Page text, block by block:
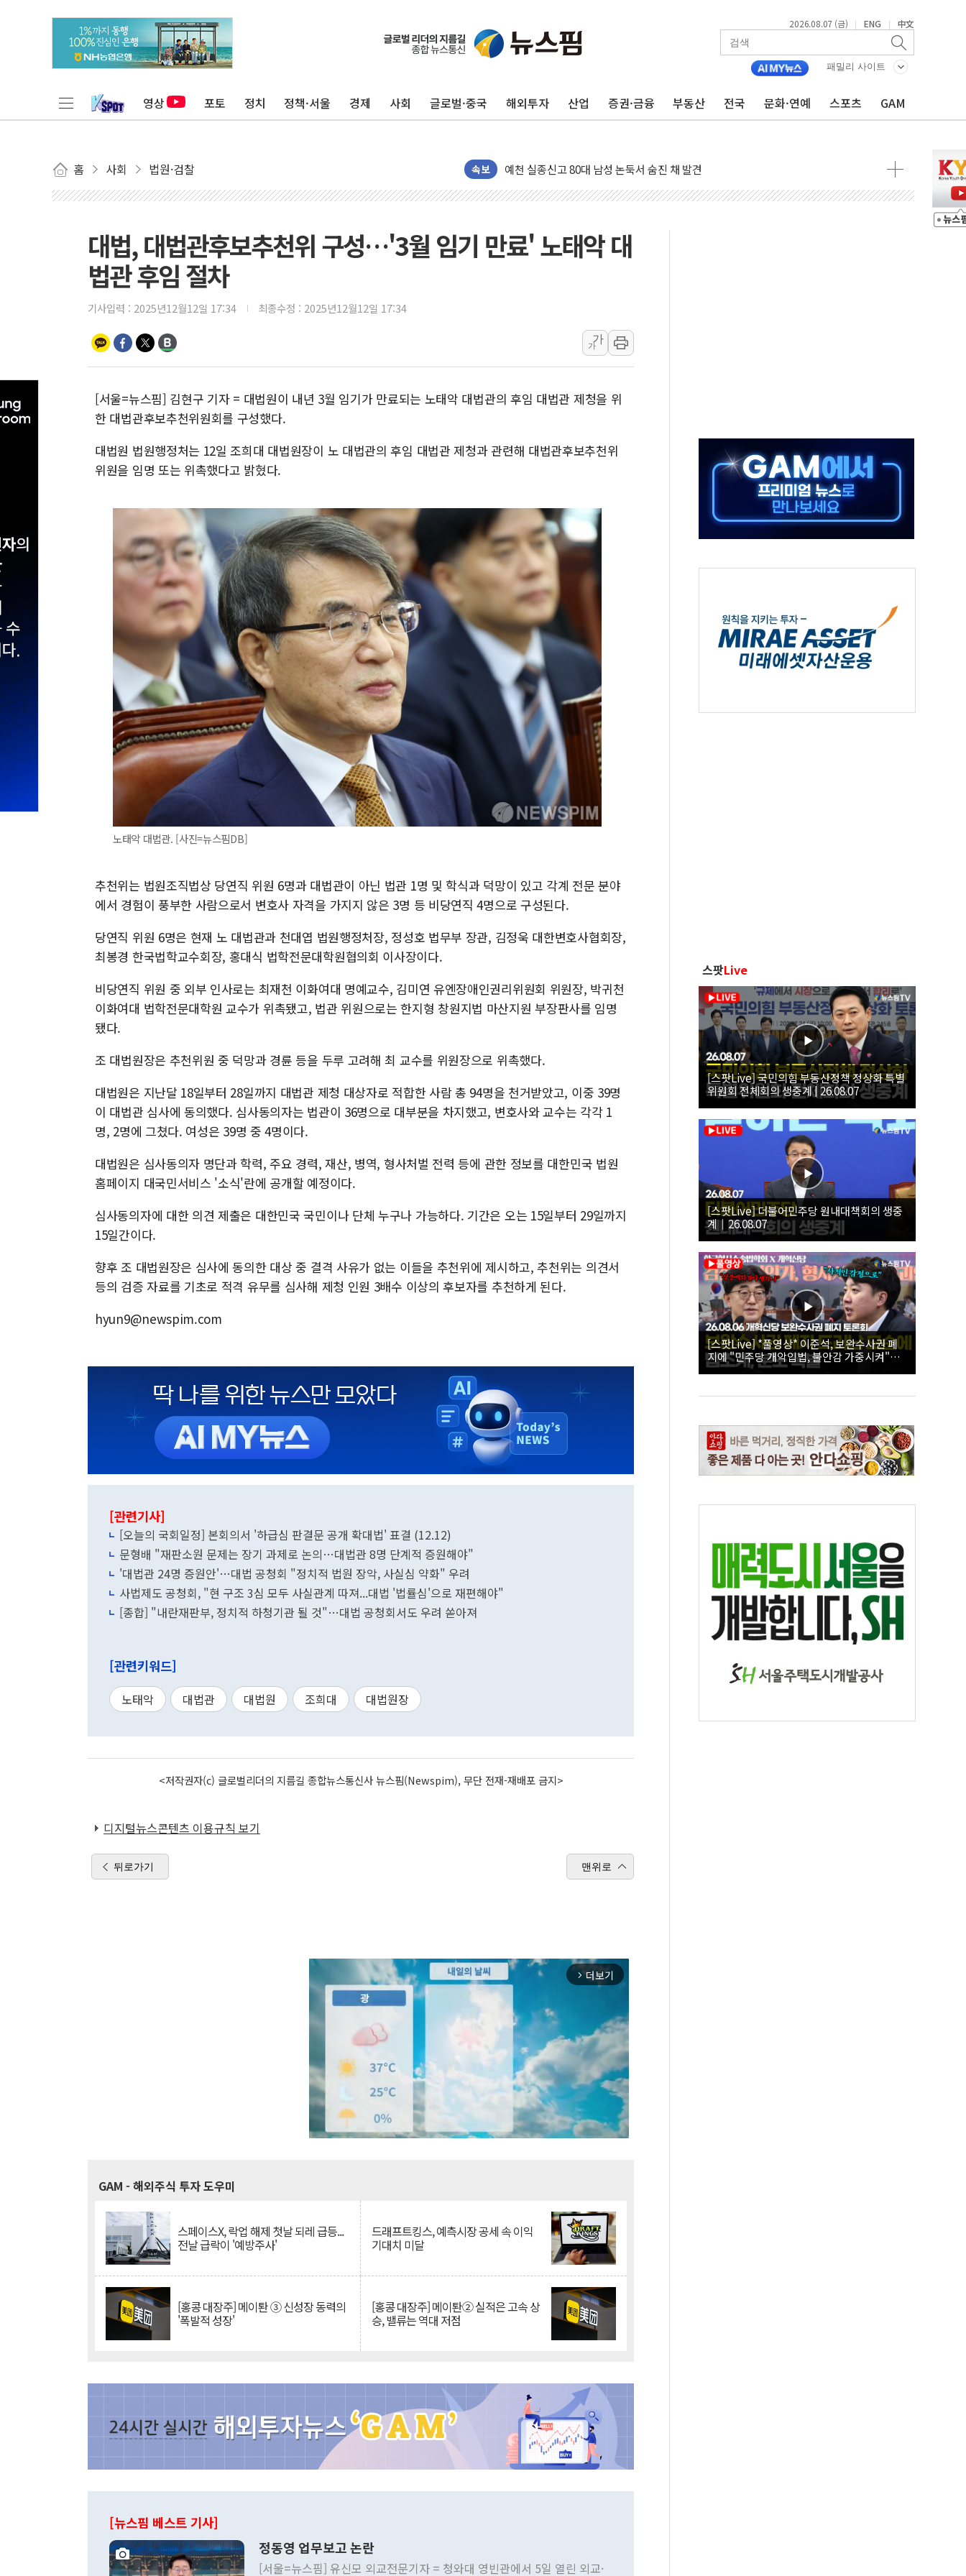
2026.08.07 (금) | ENG | 中文
패밀리 사이트
영상 포토 정치 정책·서울 경제 사회 글로벌·중국 해외투자 산업 증권·금융 부동산 전국 문화·연예 스포츠 GAM
홈 사회 법원·검찰 속보
美 민주, 트럼프 측에 200만 달러 건넨 韓기업 조사… "관세 무마용 뇌물 의혹"
예천 실종신고 80대 남성 논둑서 숨진 채 발견
"35초마다 중국과 통신"...美보안기업, 중국제 공유기서 '백도어' 발견
원내대책회의 참석하는 한병도
AIA그룹, 12년 연속 MDRT 회원 수 세계 1위…국내 회원 34% 증가
HDC랩스, 'BUILD CON SUMMIT 2026' 참가
[컨콜] 네이버, AI탭 월간 활성 이용자수 1000만 돌파
美공화, 韓 '개정 정통망법'에 항의 서한…"표현의 자유 위협"
롯데쇼핑, 백화점이 이끈 반등...2분기 영업이익 121% 급증
합수본, '투표율 조작 의혹' 서울·경기·충북 선관위 등 추가 압수수색
교원그룹 펫 프렌들리 호텔 '키녹', 30일 2주년 기념 행사
벤처업계 "정부 세제개편안 환영...RSU 세제지원 긍정 검토되길"
대법, 대법관후보추천위 구성…'3월 임기 만료' 노태악 대
법관 후임 절차
기사입력 : 2025년12월12일 17:34 최종수정 : 2025년12월12일 17:34
가
가
[서울=뉴스핌] 김현구 기자 = 대법원이 내년 3월 임기가 만료되는 노태악 대법관의 후임 대법관 제청을 위
한 대법관후보추천위원회를 구성했다.
대법원 법원행정처는 12일 조희대 대법원장이 노 대법관의 후임 대법관 제청과 관련해 대법관후보추천위
위원을 임명 또는 위촉했다고 밝혔다.
노태악 대법관. [사진=뉴스핌DB]
추천위는 법원조직법상 당연직 위원 6명과 대법관이 아닌 법관 1명 및 학식과 덕망이 있고 각계 전문 분야
에서 경험이 풍부한 사람으로서 변호사 자격을 가지지 않은 3명 등 비당연직 4명으로 구성된다.
당연직 위원 6명은 현재 노 대법관과 천대엽 법원행정처장, 정성호 법무부 장관, 김정욱 대한변호사협회장,
최봉경 한국법학교수회장, 홍대식 법학전문대학원협의회 이사장이다.
비당연직 위원 중 외부 인사로는 최재천 이화여대 명예교수, 김미연 유엔장애인권리위원회 위원장, 박귀천
이화여대 법학전문대학원 교수가 위촉됐고, 법관 위원으로는 한지형 창원지법 마산지원 부장판사를 임명
됐다.
조 대법원장은 추천위원 중 덕망과 경륜 등을 두루 고려해 최 교수를 위원장으로 위촉했다.
대법원은 지난달 18일부터 28일까지 대법관 제청 대상자로 적합한 사람 총 94명을 천거받았고, 이중 39명
이 대법관 심사에 동의했다. 심사동의자는 법관이 36명으로 대부분을 차지했고, 변호사와 교수는 각각 1
명, 2명에 그쳤다. 여성은 39명 중 4명이다.
대법원은 심사동의자 명단과 학력, 주요 경력, 재산, 병역, 형사처벌 전력 등에 관한 정보를 대한민국 법원
홈페이지 대국민서비스 '소식'란에 공개할 예정이다.
심사동의자에 대한 의견 제출은 대한민국 국민이나 단체 누구나 가능하다. 기간은 오는 15일부터 29일까지
15일간이다.
향후 조 대법원장은 심사에 동의한 대상 중 결격 사유가 없는 이들을 추천위에 제시하고, 추천위는 의견서
등의 검증 자료를 기초로 적격 유무를 심사해 제청 인원 3배수 이상의 후보자를 추천하게 된다.
hyun9@newspim.com
[관련기사]
[오늘의 국회일정] 본회의서 '하급심 판결문 공개 확대법' 표결 (12.12)
문형배 "재판소원 문제는 장기 과제로 논의…대법관 8명 단계적 증원해야"
'대법관 24명 증원안'…대법 공청회 "정치적 법원 장악, 사실심 약화" 우려
사법제도 공청회, "현 구조 3심 모두 사실관계 따져...대법 '법률심'으로 재편해야"
[종합] "내란재판부, 정치적 하청기관 될 것"…대법 공청회서도 우려 쏟아져
[관련키워드]
노태악 대법관 대법원 조희대 대법원장
<저작권자(c) 글로벌리더의 지름길 종합뉴스통신사 뉴스핌(Newspim), 무단 전재-재배포 금지>
디지털뉴스콘텐츠 이용규칙 보기
뒤로가기 맨위로
arrow_forward_ios 더보기
GAM - 해외주식 투자 도우미
스페이스X, 락업 해제 첫날 되레 급등...
전날 급락이 '예방주사'
드래프트킹스, 예측시장 공세 속 이익
기대치 미달
[홍콩 대장주] 메이퇀 ③ 신성장 동력의
'폭발적 성장'
[홍콩 대장주] 메이퇀② 실적은 고속 상
승, 밸류는 역대 저점
[뉴스핌 베스트 기사]
정동영 업무보고 논란
[서울=뉴스핌] 유신모 외교전문기자 = 청와대 영빈관에서 5일 열린 외교·
스팟Live
[스팟Live] 국민의힘 부동산정책 정상화 특별
위원회 전체회의 생중계 | 26.08.07
[스팟Live] 더불어민주당 원내대책회의 생중
계｜26.08.07
[스팟Live] *풀영상* 이준석, 보완수사권 폐
지에 "민주당 개악입법, 불안감 가중시켜"｜
26.08.06 개혁신당 보완수사권 폐지 토론회